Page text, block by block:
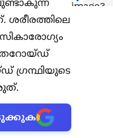
തൈറോയ്ഡ്
ഗ്രന്ഥിയുടെ